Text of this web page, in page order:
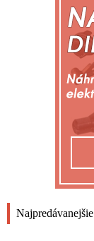
Najpredávanejšie